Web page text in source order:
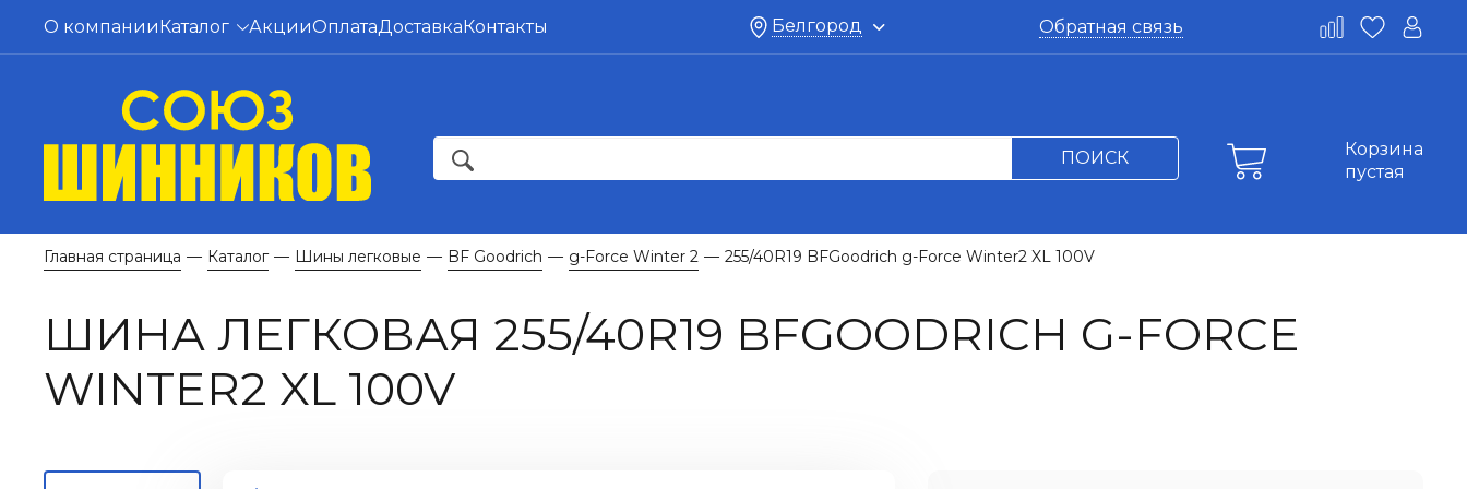
О компанииКаталог АкцииОплатаДоставкаКонтакты Белгород Обратная связь
ПОИСК
Корзина
пустая
Главная страница — Каталог — Шины легковые — BF Goodrich — g-Force Winter 2 — 255/40R19 BFGoodrich g-Force Winter2 XL 100V
ШИНА ЛЕГКОВАЯ 255/40R19 BFGOODRICH G-FORCE
WINTER2 XL 100V